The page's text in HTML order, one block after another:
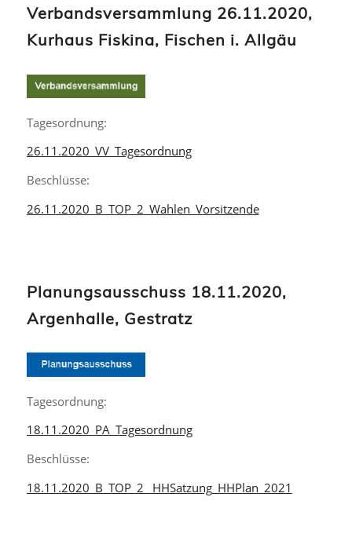
Verbandsversammlung 26.11.2020,
Kurhaus Fiskina, Fischen i. Allgäu
Tagesordnung:
26.11.2020_VV_Tagesordnung
Beschlüsse:
26.11.2020_B_TOP_2_Wahlen_Vorsitzende
Planungsausschuss 18.11.2020,
Argenhalle, Gestratz
Tagesordnung:
18.11.2020_PA_Tagesordnung
Beschlüsse:
18.11.2020_B_TOP_2_ HHSatzung_HHPlan_2021